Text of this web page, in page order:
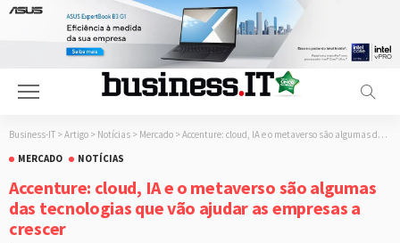
Business-IT > Artigo > Notícias > Mercado > Accenture: cloud, IA e o metaverso são algumas das tecnologias que vão ajudar as empresas a crescer
MERCADO
NOTÍCIAS
Accenture: cloud, IA e o metaverso são algumas
das tecnologias que vão ajudar as empresas a
crescer